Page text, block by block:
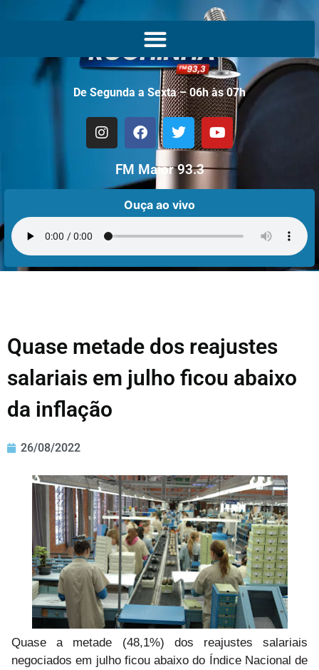
De Segunda a Sexta – 06h às 07h
FM Maior 93.3
Ouça ao vivo
Quase metade dos reajustes
salariais em julho ficou abaixo
da inflação
26/08/2022
Quase a metade (48,1%) dos reajustes salariais
negociados em julho ficou abaixo do Índice Nacional de